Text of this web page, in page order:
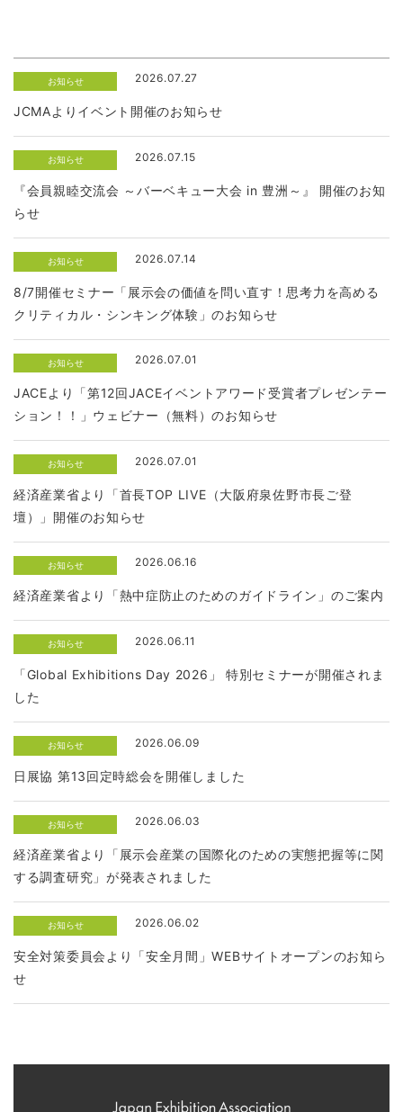
お知らせ 2026.07.27
JCMAよりイベント開催のお知らせ
お知らせ 2026.07.15
『会員親睦交流会 ～バーベキュー大会 in 豊洲～』 開催のお知
らせ
お知らせ 2026.07.14
8/7開催セミナー「展示会の価値を問い直す！思考力を高める
クリティカル・シンキング体験」のお知らせ
お知らせ 2026.07.01
JACEより「第12回JACEイベントアワード受賞者プレゼンテー
ション！！」ウェビナー（無料）のお知らせ
お知らせ 2026.07.01
経済産業省より「首長TOP LIVE（大阪府泉佐野市長ご登
壇）」開催のお知らせ
お知らせ 2026.06.16
経済産業省より「熱中症防止のためのガイドライン」のご案内
お知らせ 2026.06.11
「Global Exhibitions Day 2026」 特別セミナーが開催されま
した
お知らせ 2026.06.09
日展協 第13回定時総会を開催しました
お知らせ 2026.06.03
経済産業省より「展示会産業の国際化のための実態把握等に関
する調査研究」が発表されました
お知らせ 2026.06.02
安全対策委員会より「安全月間」WEBサイトオープンのお知ら
せ